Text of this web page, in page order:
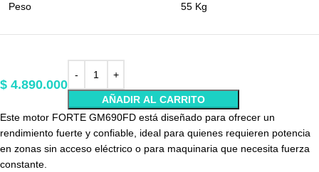
Peso 55 Kg
$ 4.890.000
AÑADIR AL CARRITO
Este motor FORTE GM690FD está diseñado para ofrecer un
rendimiento fuerte y confiable, ideal para quienes requieren potencia
en zonas sin acceso eléctrico o para maquinaria que necesita fuerza
constante.